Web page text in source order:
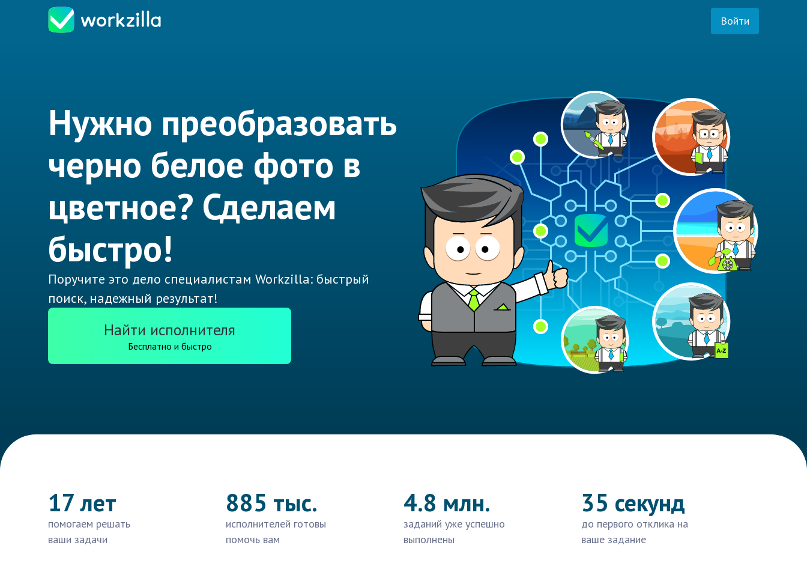
Войти
Нужно преобразовать
черно белое фото в
цветное? Сделаем
быстро!
Поручите это дело специалистам Workzilla: быстрый
поиск, надежный результат!
Найти исполнителя
Бесплатно и быстро
17 лет
помогаем решать
ваши задачи
885 тыс.
исполнителей готовы
помочь вам
4.8 млн.
заданий уже успешно
выполнены
35 секунд
до первого отклика на
ваше задание